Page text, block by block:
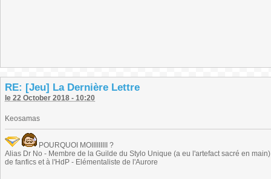
RE: [Jeu] La Dernière Lettre
le 22 October 2018 - 10:20
Keosamas
POURQUOI MOIIIIIIIII ?
Alias Dr No - Membre de la Guilde du Stylo Unique (a eu l'artefact sacré en
de fanfics et à l'HdP - Elémentaliste de l'Aurore